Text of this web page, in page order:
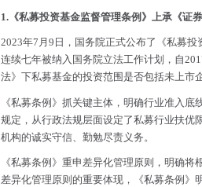
1.《私募投资基金监督管理条例》上承《证
2023年7月9日，国务院正式公布了《私募投
连续七年被纳入国务院立法工作计划，自
法》下私募基金的投资范围是否包括未上市
《私募条例》抓关键主体，明确行业准入
规定，从行政法规层面设定了私募行业扶优
机构的诚实守信、勤勉尽责义务。
《私募条例》重申差异化管理原则，明确
差异化管理原则的重要体现，《私募条例》